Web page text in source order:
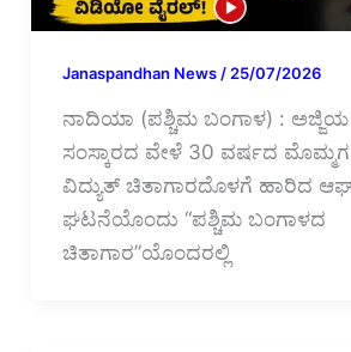
Janaspandhan News / 25/07/2026
ನಾದಿಯಾ (ಪಶ್ಚಿಮ ಬಂಗಾಳ) :
ಸಂಸ್ಕಾರದ ವೇಳೆ 30 ವರ್ಷದ
ವಿದ್ಯುತ್ ಚಿತಾಗಾರದೊಳಗೆ ಹಾರಿದ
ಘಟನೆಯೊಂದು “ಪಶ್ಚಿಮ ಬಂಗಾಳದ
ಚಿತಾಗಾರ”ಯೊಂದರಲ್ಲಿ